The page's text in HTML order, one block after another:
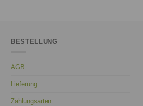
BESTELLUNG
AGB
Lieferung
Zahlungsarten